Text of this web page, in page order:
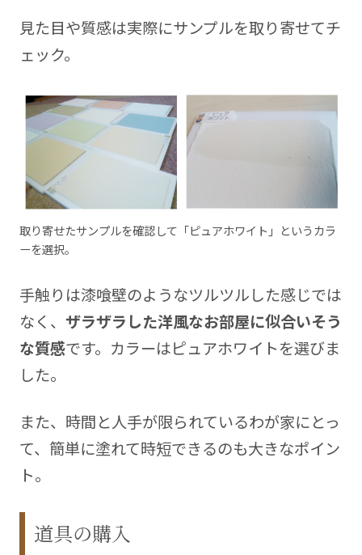
見た目や質感は実際にサンプルを取り寄せてチ
ェック。
取り寄せたサンプルを確認して「ピュアホワイト」というカラ
ーを選択。
手触りは漆喰壁のようなツルツルした感じでは
なく、 ザラザラした洋風なお部屋に似合いそう
な質感です。カラーはピュアホワイトを選びま
した。
また、時間と人手が限られているわが家にとっ
て、簡単に塗れて時短できるのも大きなポイン
ト。
道具の購入